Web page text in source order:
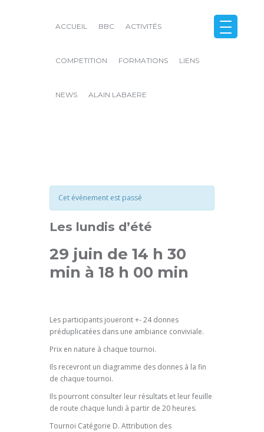
ACCUEIL BBC ACTIVITÉS
COMPETITION FORMATIONS LIENS
NEWS ALAIN LABAERE
Cet évènement est passé
Les lundis d’été
29 juin de 14 h 30
min à 18 h 00 min
Les participants joueront +- 24 donnes
préduplicatées dans une ambiance conviviale.
Prix en nature à chaque tournoi.
Ils recevront un diagramme des donnes à la fin
de chaque tournoi.
Ils pourront consulter leur résultats et leur feuille
de route chaque lundi à partir de 20 heures.
Tournoi Catégorie D. Attribution des